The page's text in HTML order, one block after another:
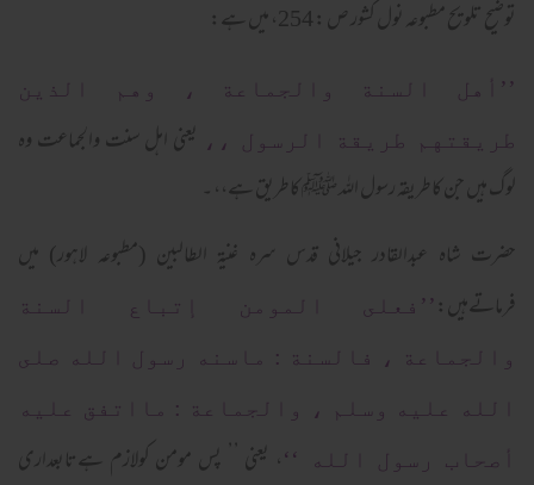
توضیح تلویح مطبوعہ نول کشور ص : 254، میں ہے:
’’أهل السنة والجماعة ، وهم الذين
طريقتهم طريقة الرسول ،،
یعنی اہل سنت والجماعت وہ
لوگ ہیں جن کاطریقہ رسول اللہ ﷺ کاطریق ہے،، ۔
حضرت شاہ عبدالقادر جیلانی قدس سرہ غنیۃ الطالبین (مطبوعہ لاہور) میں
فرماتےہیں: ’’فعلى المومن إتباع السنة
والجماعة ، فالسنة : ماسنه رسول الله صلى
الله عليه وسلم ، والجماعة : مااتفق عليه
أصحاب رسول الله ‘‘
، یعنی ’’ پس مومن کولازم ہےتابعداری